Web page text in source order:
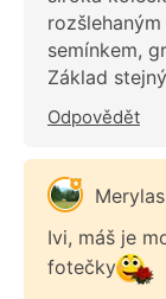
semínkem,
Základ
Odpovědět
Merylas
Ivi, máš je
fotečky